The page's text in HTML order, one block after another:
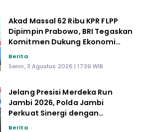
Akad Massal 62 Ribu KPR FLPP
Dipimpin Prabowo, BRI Tegaskan
Komitmen Dukung Ekonomi
Kerakyatan
Berita
Senin, 3 Agustus 2026 | 17:39 WIB
Jelang Presisi Merdeka Run
Jambi 2026, Polda Jambi
Perkuat Sinergi dengan
Masyarakat dan Stakeholder
Berita